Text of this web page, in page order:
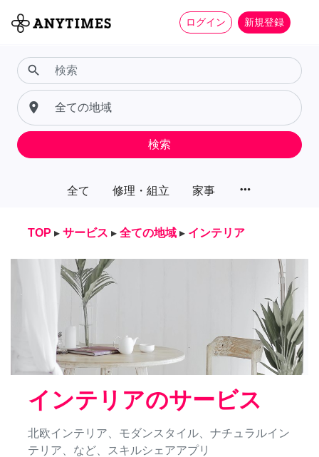
ログイン 新規登録
全て 修理・組立 家事 more_horiz
search
place
検索
TOP ▸ サービス ▸ 全ての地域 ▸ インテリア
インテリアのサービス
北欧インテリア、モダンスタイル、ナチュラルイン
テリア、など、スキルシェアアプリ